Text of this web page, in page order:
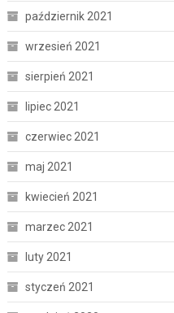
październik 2021
wrzesień 2021
sierpień 2021
lipiec 2021
czerwiec 2021
maj 2021
kwiecień 2021
marzec 2021
luty 2021
styczeń 2021